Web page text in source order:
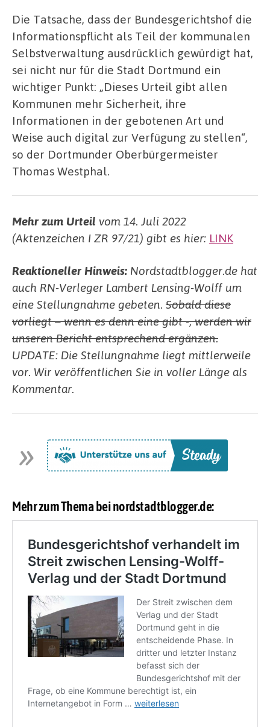
Die Tatsache, dass der Bundesgerichtshof die
Informationspflicht als Teil der kommunalen
Selbstverwaltung ausdrücklich gewürdigt hat,
sei nicht nur für die Stadt Dortmund ein
wichtiger Punkt: „Dieses Urteil gibt allen
Kommunen mehr Sicherheit, ihre
Informationen in der gebotenen Art und
Weise auch digital zur Verfügung zu stellen“,
so der Dortmunder Oberbürgermeister
Thomas Westphal.
Mehr zum Urteil vom 14. Juli 2022
(Aktenzeichen I ZR 97/21) gibt es hier: LINK
Reaktioneller Hinweis: Nordstadtblogger.de hat
auch RN-Verleger Lambert Lensing-Wolff um
eine Stellungnahme gebeten. Sobald diese
vorliegt – wenn es denn eine gibt -, werden wir
unseren Bericht entsprechend ergänzen.
UPDATE: Die Stellungnahme liegt mittlerweile
vor. Wir veröffentlichen Sie in voller Länge als
Kommentar.
Mehr zum Thema bei nordstadtblogger.de: